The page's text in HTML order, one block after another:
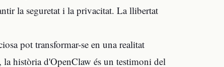
la seguretat i la privacitat. La llibertat
pot transformar-se en una realitat
història d'OpenClaw és un testimoni del